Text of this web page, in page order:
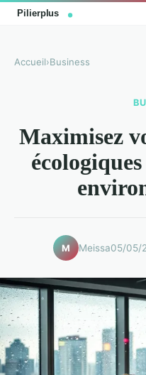
Accueil›Business
Maximisez
M Meissa05/05/